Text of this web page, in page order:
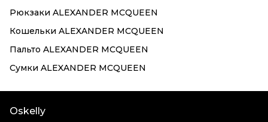
Рюкзаки ALEXANDER MCQUEEN
Кошельки ALEXANDER MCQUEEN
Пальто ALEXANDER MCQUEEN
Сумки ALEXANDER MCQUEEN
Oskelly